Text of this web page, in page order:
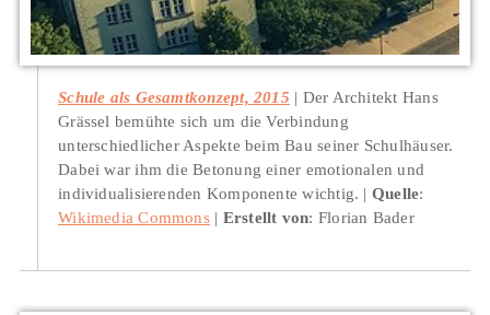
Schule als Gesamtkonzept, 2015
Der Architekt Hans
Grässel bemühte sich um die Verbindung
unterschiedlicher Aspekte beim Bau seiner Schulhäuser.
Dabei war ihm die Betonung einer emotionalen und
individualisierenden Komponente wichtig.
Quelle:
Wikimedia Commons
Erstellt von: Florian Bader